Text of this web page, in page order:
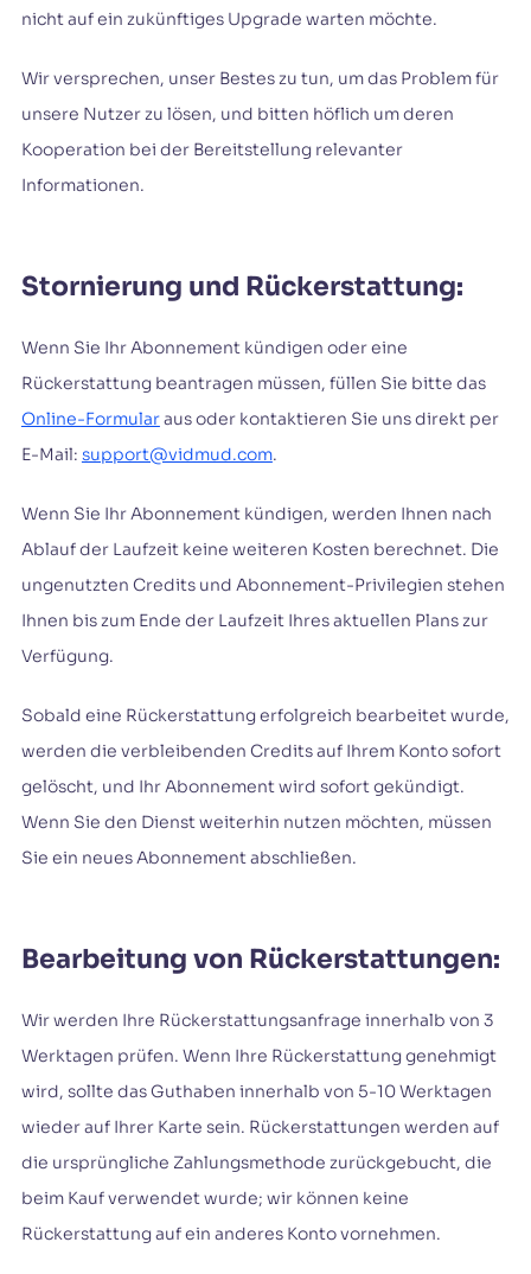
nicht auf ein zukünftiges Upgrade warten möchte.
Wir versprechen, unser Bestes zu tun, um das Problem für
unsere Nutzer zu lösen, und bitten höflich um deren
Kooperation bei der Bereitstellung relevanter
Informationen.
Stornierung und Rückerstattung:
Wenn Sie Ihr Abonnement kündigen oder eine
Rückerstattung beantragen müssen, füllen Sie bitte das
Online-Formularaus oder kontaktieren Sie uns direkt per
E-Mail: support@vidmud.com.
Wenn Sie Ihr Abonnement kündigen, werden Ihnen nach
Ablauf der Laufzeit keine weiteren Kosten berechnet. Die
ungenutzten Credits und Abonnement-Privilegien stehen
Ihnen bis zum Ende der Laufzeit Ihres aktuellen Plans zur
Verfügung.
Sobald eine Rückerstattung erfolgreich bearbeitet wurde,
werden die verbleibenden Credits auf Ihrem Konto sofort
gelöscht, und Ihr Abonnement wird sofort gekündigt.
Wenn Sie den Dienst weiterhin nutzen möchten, müssen
Sie ein neues Abonnement abschließen.
Bearbeitung von Rückerstattungen:
Wir werden Ihre Rückerstattungsanfrage innerhalb von 3
Werktagen prüfen. Wenn Ihre Rückerstattung genehmigt
wird, sollte das Guthaben innerhalb von 5-10 Werktagen
wieder auf Ihrer Karte sein. Rückerstattungen werden auf
die ursprüngliche Zahlungsmethode zurückgebucht, die
beim Kauf verwendet wurde; wir können keine
Rückerstattung auf ein anderes Konto vornehmen.